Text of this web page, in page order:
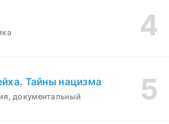
Тайны нацизма
документальный